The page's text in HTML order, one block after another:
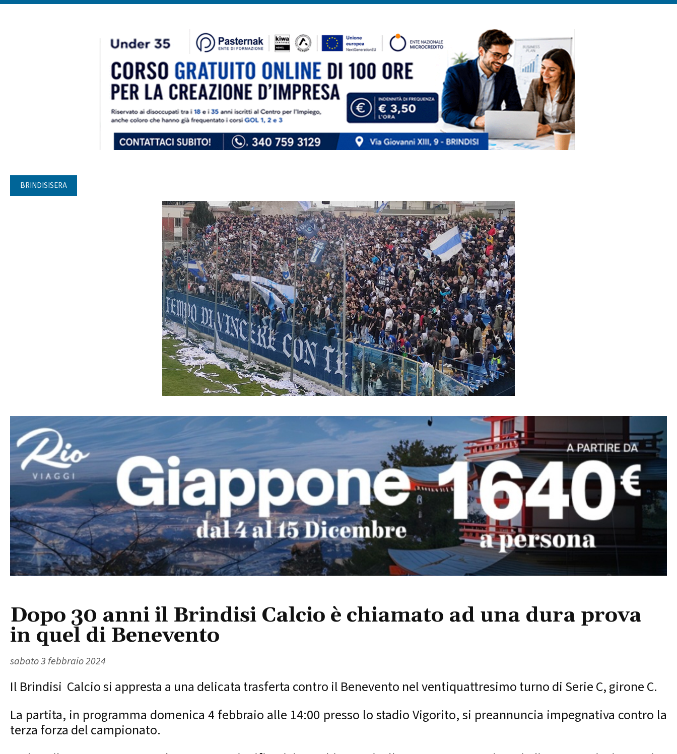
BRINDISISERA
Dopo 30 anni il Brindisi Calcio è chiamato ad una dura prova
in quel di Benevento
sabato 3 febbraio 2024
Il Brindisi Calcio si appresta a una delicata trasferta contro il Benevento nel ventiquattresimo turno di Serie C, girone C.
La partita, in programma domenica 4 febbraio alle 14:00 presso lo stadio Vigorito, si preannuncia impegnativa contro la
terza forza del campionato.